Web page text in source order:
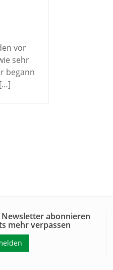
vor
sehr
begann
Newsletter abonnieren
mehr verpassen